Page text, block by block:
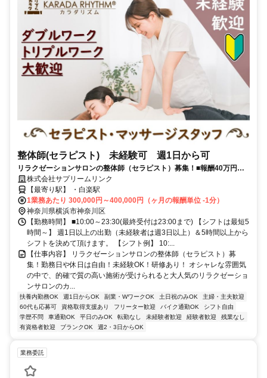
整体師(セラピスト) 未経験可 週1日から可
リラクゼーションサロンの整体師（セラピスト）募集！■報酬40万円以
上も可 ■勤務日や休日は自由！■未経験OK！■研修あり！
株式会社サプリームリンク
【最寄り駅】 ・白楽駅
1業務あたり 300,000円～400,000円（ヶ月の報酬単位 -1分）
神奈川県横浜市神奈川区
【勤務時間】 ■10:00～23:30(最終受付は23:00まで) 【シフトは最短5
時間～】 週1日以上の出勤（未経験者は週3日以上）＆5時間以上から
シフトを決めて頂けます。 【シフト例】 10:...
【仕事内容】 リラクゼーションサロンの整体師（セラピスト）募
集！勤務日や休日は自由！未経験OK！研修あり！ オシャレな雰囲気
の中で、的確で質の高い施術が受けられると大人気のリラクゼーショ
ンサロンのカ...
扶養内勤務OK 週1日からOK 副業・WワークOK 土日祝のみOK
主婦・主夫歓迎
60代も応募可
資格取得支援あり フリーター歓迎 バイク通勤OK
シフト自由
学歴不問
車通勤OK 平日のみOK 転勤なし 未経験者歓迎 経験者歓迎
残業なし
有資格者歓迎
ブランクOK 週2・3日からOK
業務委託